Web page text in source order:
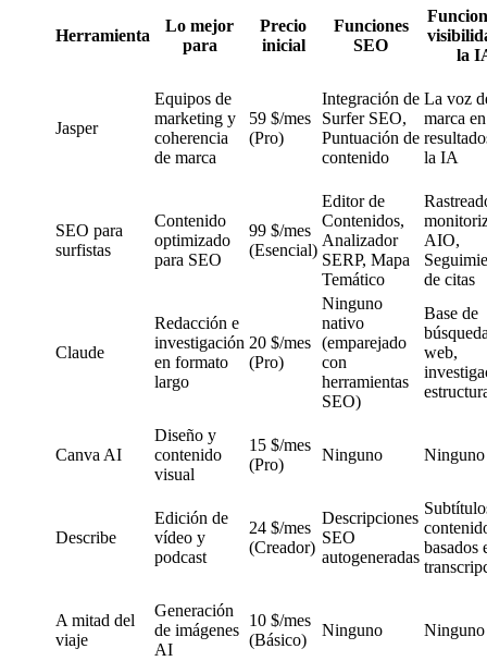
Herramienta
Lo mejor
para
Precio
inicial
Funciones
SEO
la
Jasper
Equipos de
marketing y
coherencia
de marca
59 $/mes
(Pro)
Integración de
Surfer SEO,
Puntuación de
contenido
La voz
marca
la IA
SEO para
surfistas
Contenido
optimizado
para SEO
99 $/mes
(Esencial)
Editor de
Contenidos,
Analizador
SERP, Mapa
Temático
AIO,
de citas
Claude
Redacción e
investigación
en formato
largo
20 $/mes
(Pro)
Ninguno
nativo
(emparejado
con
herramientas
SEO)
Base de
web,
Canva AI
Diseño y
contenido
visual
15 $/mes
(Pro)
Ninguno Ninguno
Describe
Edición de
vídeo y
podcast
24 $/mes
(Creador)
Descripciones
SEO
autogeneradas
basados
A mitad del
viaje
Generación
de imágenes
AI
10 $/mes
(Básico)
Ninguno Ninguno